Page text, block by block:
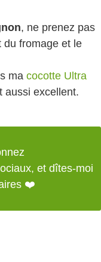
, ne prenez pas
du fromage et le
ma cocotte Ultra
aussi excellent.
et dîtes-moi
❤️